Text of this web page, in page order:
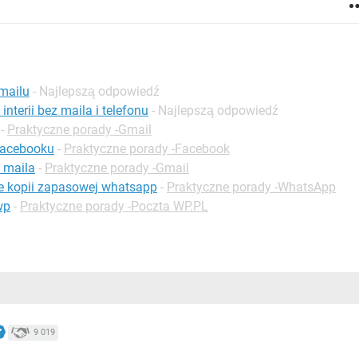
- Najlepszą odpowiedź
bez maila i telefonu - Najlepszą odpowiedź
- Praktyczne porady -Gmail
- Praktyczne porady -Facebook
maila - Praktyczne porady -Gmail
kopii zapasowej whatsapp - Praktyczne porady -WhatsApp
- Praktyczne porady -Poczta WP.PL
9 019